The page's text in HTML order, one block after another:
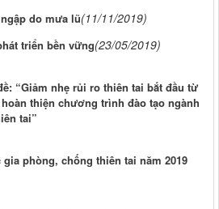
do mưa lũ(11/11/2019)
triển bền vững(23/05/2019)
“Giảm nhẹ rủi ro thiên tai bắt đầu từ
thiện chương trình đào tạo ngành
tai”
phòng, chống thiên tai năm 2019